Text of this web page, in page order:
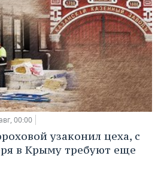
00:00
узаконил цеха, с
в Крыму требуют еще